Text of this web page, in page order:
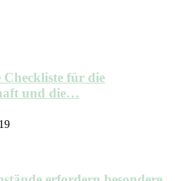
für die
und die…